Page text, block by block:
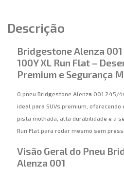
Descrição
Bridgestone Alenza
100Y XL Run Flat –
Premium e Segurança
O pneu Bridgestone Alenza 001 245/
ideal para SUVs premium, oferecendo
pista molhada, alta durabilidade e a
Run Flat para rodar mesmo sem
Visão Geral do Pneu
Alenza 001